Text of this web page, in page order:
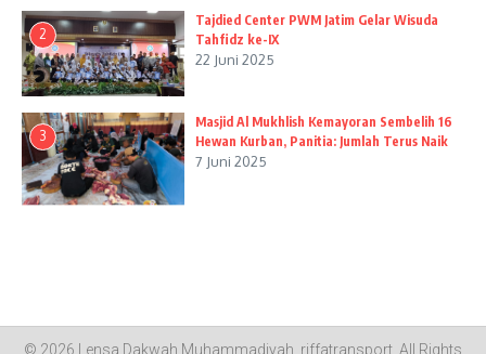
2
Tajdied Center PWM Jatim Gelar Wisuda
Tahfidz ke-IX
22 Juni 2025
3
Masjid Al Mukhlish Kemayoran Sembelih 16
Hewan Kurban, Panitia: Jumlah Terus Naik
7 Juni 2025
© 2026 Lensa Dakwah Muhammadiyah. riffatransport . All Rights